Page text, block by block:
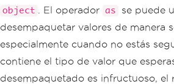
object . El operador as
se puede
desempaquetar valores de manera
especialmente cuando no estás
contiene el tipo de valor que
desempaquetado es infructuoso, el